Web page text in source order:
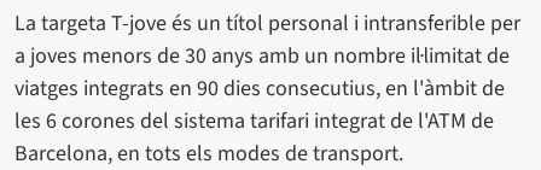
La targeta T-jove és un títol personal i intransferible per
a joves menors de 30 anys amb un nombre il·limitat de
viatges integrats en 90 dies consecutius, en l'àmbit de
les 6 corones del sistema tarifari integrat de l'ATM de
Barcelona, en tots els modes de transport.